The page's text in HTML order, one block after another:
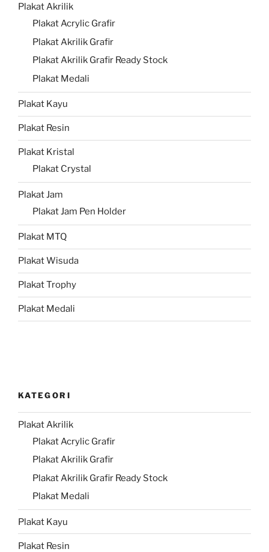
Plakat Akrilik
Plakat Acrylic Grafir
Plakat Akrilik Grafir
Plakat Akrilik Grafir Ready Stock
Plakat Medali
Plakat Kayu
Plakat Resin
Plakat Kristal
Plakat Crystal
Plakat Jam
Plakat Jam Pen Holder
Plakat MTQ
Plakat Wisuda
Plakat Trophy
Plakat Medali
KATEGORI
Plakat Akrilik
Plakat Acrylic Grafir
Plakat Akrilik Grafir
Plakat Akrilik Grafir Ready Stock
Plakat Medali
Plakat Kayu
Plakat Resin